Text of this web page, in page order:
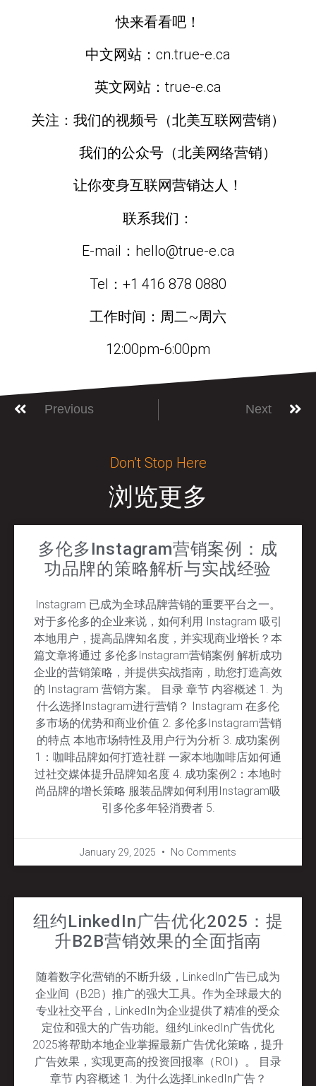
快来看看吧！
中文网站：cn.true-e.ca
英文网站：true-e.ca
关注：我们的视频号（北美互联网营销）
我们的公众号（北美网络营销）
让你变身互联网营销达人！
联系我们：
E-mail：hello@true-e.ca
Tel：+1 416 878 0880
工作时间：周二~周六
12:00pm-6:00pm
Previous Next
Don’t Stop Here
浏览更多
多伦多Instagram营销案例：成
功品牌的策略解析与实战经验
Instagram 已成为全球品牌营销的重要平台之一。
对于多伦多的企业来说，如何利用 Instagram 吸引
本地用户，提高品牌知名度，并实现商业增长？本
篇文章将通过 多伦多Instagram营销案例 解析成功
企业的营销策略，并提供实战指南，助您打造高效
的 Instagram 营销方案。 目录 章节 内容概述 1. 为
什么选择Instagram进行营销？ Instagram 在多伦
多市场的优势和商业价值 2. 多伦多Instagram营销
的特点 本地市场特性及用户行为分析 3. 成功案例
1：咖啡品牌如何打造社群 一家本地咖啡店如何通
过社交媒体提升品牌知名度 4. 成功案例2：本地时
尚品牌的增长策略 服装品牌如何利用Instagram吸
引多伦多年轻消费者 5.
January 29, 2025 No Comments
纽约LinkedIn广告优化2025：提
升B2B营销效果的全面指南
随着数字化营销的不断升级，LinkedIn广告已成为
企业间（B2B）推广的强大工具。作为全球最大的
专业社交平台，LinkedIn为企业提供了精准的受众
定位和强大的广告功能。纽约LinkedIn广告优化
2025将帮助本地企业掌握最新广告优化策略，提升
广告效果，实现更高的投资回报率（ROI）。 目录
章节 内容概述 1. 为什么选择LinkedIn广告？